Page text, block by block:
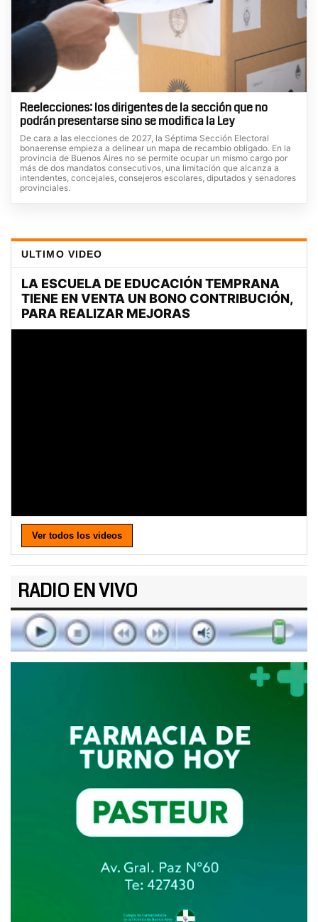
Reelecciones: los dirigentes de la sección que no
podrán presentarse sino se modifica la Ley
De cara a las elecciones de 2027, la Séptima Sección Electoral
bonaerense empieza a delinear un mapa de recambio obligado. En la
provincia de Buenos Aires no se permite ocupar un mismo cargo por
más de dos mandatos consecutivos, una limitación que alcanza a
intendentes, concejales, consejeros escolares, diputados y senadores
provinciales.
ULTIMO VIDEO
Ver todos los videos
RADIO EN VIVO